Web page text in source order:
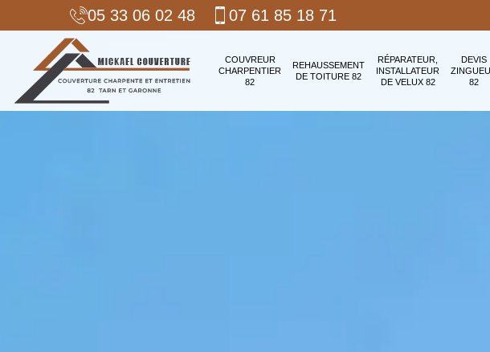
05 33 06 02 48 07 61 85 18 71
COUVREUR
CHARPENTIER
82
REHAUSSEMENT
DE TOITURE 82
RÉPARATEUR,
INSTALLATEUR
DE VELUX 82
DEVIS
82